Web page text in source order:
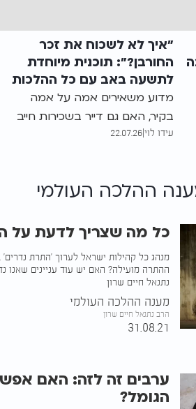
"איך לא לשכוח את זכר
החורבן?": תוכנית מיוחדת
לתשעה באב עם כל ההלכות
החשובות
מדוע משאירים אמה על אמה
בקיר, האם גם דייר בשכירות חייב
בכך, ומה הדין בטפטים, בחתונות
הגאון הרב יניב עזיז עושה סדר
ההלכות המעשיות.
עידו לוי|
22.07.26
ההלכה העולמי
כל מה שצריך לדעת על
מנהג כל קהילות ישראל לערוך 'התרת
ההתרה מועילה? האם יש עוד עניינים
נתנאל חיים שרון
מענה ההלכה העולמי
הרב נתנאל חיים שרון
31.08.21
ערבים זה לזה: האם
הגומל?